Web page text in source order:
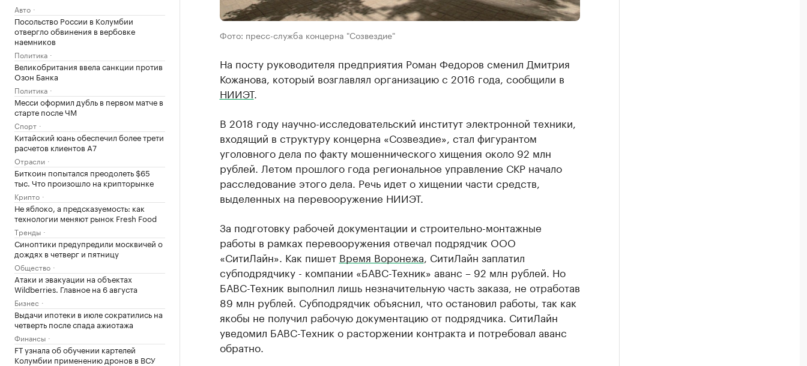
Авто
Посольство России в Колумбии
отвергло обвинения в вербовке
наемников
Политика
Великобритания ввела санкции против
Озон Банка
Политика
Месси оформил дубль в первом матче в
старте после ЧМ
Спорт
Китайский юань обеспечил более трети
расчетов клиентов А7
Отрасли
Биткоин попытался преодолеть $65
тыс. Что произошло на крипторынке
Крипто
Не яблоко, а предсказуемость: как
технологии меняют рынок Fresh Food
Тренды
Синоптики предупредили москвичей о
дождях в четверг и пятницу
Общество
Атаки и эвакуации на объектах
Wildberries. Главное на 6 августа
Бизнес
Выдачи ипотеки в июле сократились на
четверть после спада ажиотажа
Финансы
FT узнала об обучении картелей
Колумбии применению дронов в ВСУ
Фото: пресс-служба концерна "Созвездие"
На посту руководителя предприятия Роман Федоров сменил Дмитрия
Кожанова, который возглавлял организацию с 2016 года, сообщили в
НИИЭТ.
В 2018 году научно-исследовательский институт электронной техники,
входящий в структуру концерна «Созвездие», стал фигурантом
уголовного дела по факту мошеннического хищения около 92 млн
рублей. Летом прошлого года региональное управление СКР начало
расследование этого дела. Речь идет о хищении части средств,
выделенных на перевооружение НИИЭТ.
За подготовку рабочей документации и строительно-монтажные
работы в рамках перевооружения отвечал подрядчик ООО
«СитиЛайн». Как пишет Время Воронежа , СитиЛайн заплатил
субподрядчику - компании «БАВС-Техник» аванс – 92 млн рублей. Но
БАВС-Техник выполнил лишь незначительную часть заказа, не отработав
89 млн рублей. Субподрядчик объяснил, что остановил работы, так как
якобы не получил рабочую документацию от подрядчика. СитиЛайн
уведомил БАВС-Техник о расторжении контракта и потребовал аванс
обратно.